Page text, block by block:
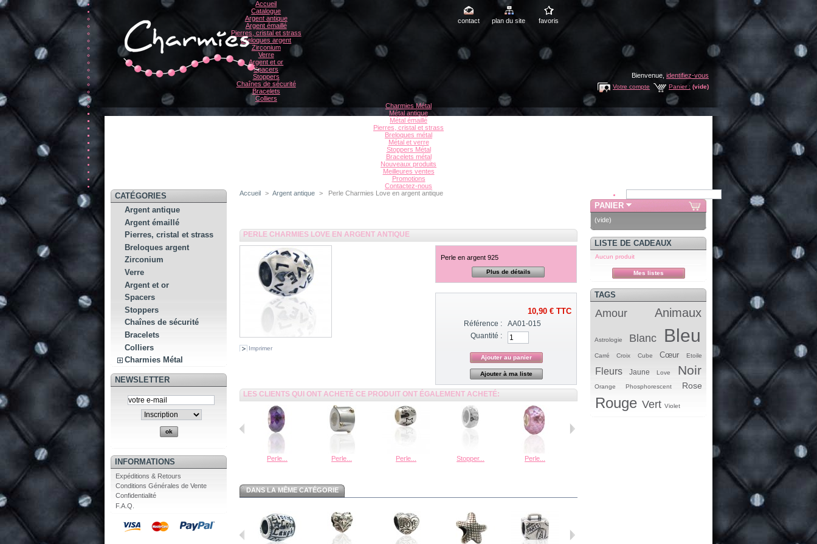
contact plan du site favoris
Bienvenue, identifiez-vous
Panier : (vide)
Votre compte
Accueil
Catalogue
Argent antique
Argent émaillé
Pierres, cristal et strass
Breloques argent
Zirconium
Verre
Argent et or
Spacers
Stoppers
Chaînes de sécurité
Bracelets
Colliers
Charmies Métal
Métal antique
Métal émaillé
Pierres, cristal et strass
Breloques métal
Métal et verre
Stoppers Métal
Bracelets métal
Nouveaux produits
Meilleures ventes
Promotions
Contactez-nous
CATÉGORIES
Argent antique
Argent émaillé
Pierres, cristal et strass
Breloques argent
Zirconium
Verre
Argent et or
Spacers
Stoppers
Chaînes de sécurité
Bracelets
Colliers
Charmies Métal
NEWSLETTER
INFORMATIONS
Expéditions & Retours
Conditions Générales de Vente
Confidentialité
F.A.Q.
Accueil > Argent antique > Perle Charmies Love en argent antique
PERLE CHARMIES LOVE EN ARGENT ANTIQUE
Imprimer
Perle en argent 925
Plus de détails
10,90 €TTC
Référence :
AA01-015
Quantité :
Ajouter à ma liste
LES CLIENTS QUI ONT ACHETÉ CE PRODUIT ONT ÉGALEMENT ACHETÉ:
Perle... Perle... Perle... Stopper... Perle... Perle... Perle...
DANS LA MÊME CATÉGORIE
PANIER
(vide)
LISTE DE CADEAUX
Aucun produit
Mes listes
TAGS
Amour Animaux
Astrologie Blanc Bleu
Carré Croix Cube Cœur Etoile
Fleurs Jaune Love Noir
Orange Phosphorescent Rose
Rouge Vert Violet